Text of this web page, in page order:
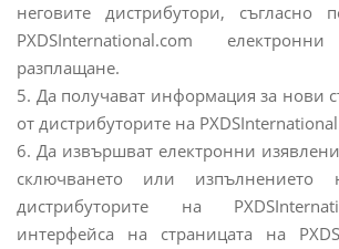
неговите дистрибутори, съгласно
PXDSInternational.com
разплащане.
5. Да получават информация за нови
от дистрибуторите на
6. Да извършват електронни
сключването или
дистрибуторите на
интерфейса на страницата на